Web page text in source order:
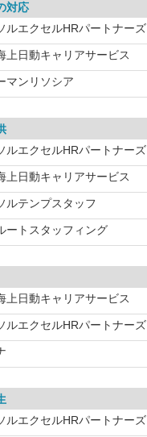
対応
ルエクセルHRパートナーズ
上日動キャリアサービス
マンリソシア
ルエクセルHRパートナーズ
上日動キャリアサービス
ルテンプスタッフ
ートスタッフィング
上日動キャリアサービス
ルエクセルHRパートナーズ
ルエクセルHRパートナーズ